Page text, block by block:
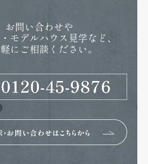
お問い合わせや
モデルハウス見学など、
にご相談ください。